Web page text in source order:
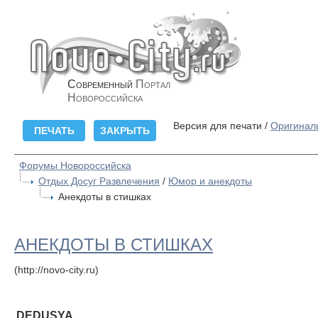
Современный Портал
Новороссийска
Версия для печати /
Форумы Новороссийска
Отдых Досуг Развлечения / Юмор и анекдоты
Анекдоты в стишках
АНЕКДОТЫ В СТИШКАХ
(http://novo-city.ru)
DEDUSYA